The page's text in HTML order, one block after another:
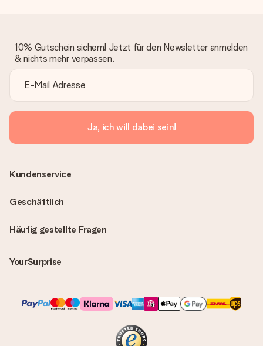
10% Gutschein sichern! Jetzt für den Newsletter anmelden
& nichts mehr verpassen.
Ja, ich will dabei sein!
Häufig gestellte Fragen
YourSurprise
Kundenservice
Geschäftlich